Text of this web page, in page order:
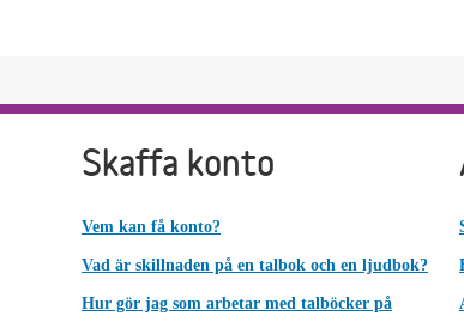
Skaffa konto
Vem kan få konto?
Vad är skillnaden på en talbok och en ljudbok?
Hur gör jag som arbetar med talböcker på